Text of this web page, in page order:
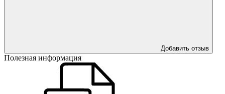
Добавить отзыв
Полезная информация